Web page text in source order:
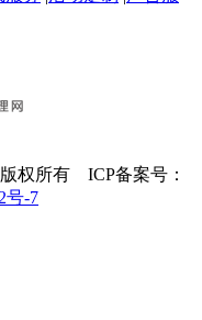
权所有 ICP备案号：
号-7